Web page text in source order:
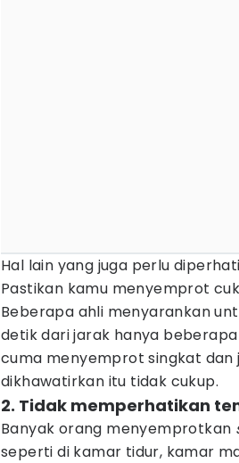
Hal lain yang juga perlu
Pastikan kamu menyemprot
Beberapa ahli menyarankan
detik dari jarak hanya
cuma menyemprot singkat
dikhawatirkan itu tidak cukup.
2. Tidak memperhatikan
Banyak orang menyemprotkan
seperti di kamar tidur, kamar